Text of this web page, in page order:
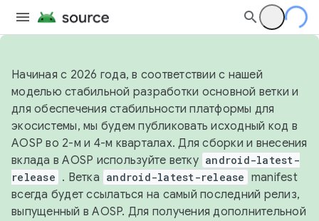
Начиная с 2026 года, в соответствии с нашей
моделью стабильной разработки основной ветки и
для обеспечения стабильности платформы для
экосистемы, мы будем публиковать исходный код в
AOSP во 2-м и 4-м кварталах. Для сборки и внесения
вклада в AOSP используйте ветку android-latest-
release . Ветка android-latest-release manifest
всегда будет ссылаться на самый последний релиз,
выпущенный в AOSP. Для получения дополнительной